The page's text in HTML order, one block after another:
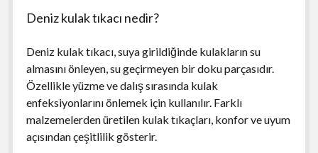
Deniz kulak tıkacı nedir?
Deniz kulak tıkacı, suya girildiğinde kulakların su
almasını önleyen, su geçirmeyen bir doku parçasıdır.
Özellikle yüzme ve dalış sırasında kulak
enfeksiyonlarını önlemek için kullanılır. Farklı
malzemelerden üretilen kulak tıkaçları, konfor ve uyum
açısından çeşitlilik gösterir.